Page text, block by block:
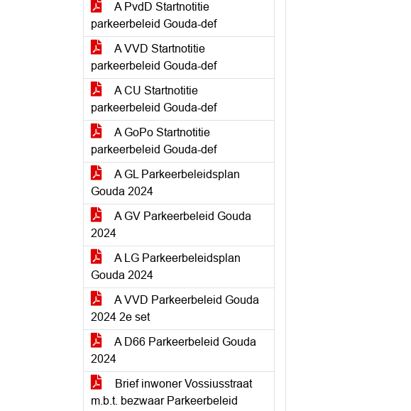
A PvdD Startnotitie
parkeerbeleid Gouda-def
A VVD Startnotitie
parkeerbeleid Gouda-def
A CU Startnotitie
parkeerbeleid Gouda-def
A GoPo Startnotitie
parkeerbeleid Gouda-def
A GL Parkeerbeleidsplan
Gouda 2024
A GV Parkeerbeleid Gouda
2024
A LG Parkeerbeleidsplan
Gouda 2024
A VVD Parkeerbeleid Gouda
2024 2e set
A D66 Parkeerbeleid Gouda
2024
Brief inwoner Vossiusstraat
m.b.t. bezwaar Parkeerbeleid